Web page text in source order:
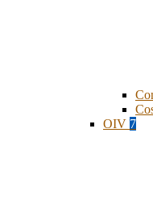
OIV 7